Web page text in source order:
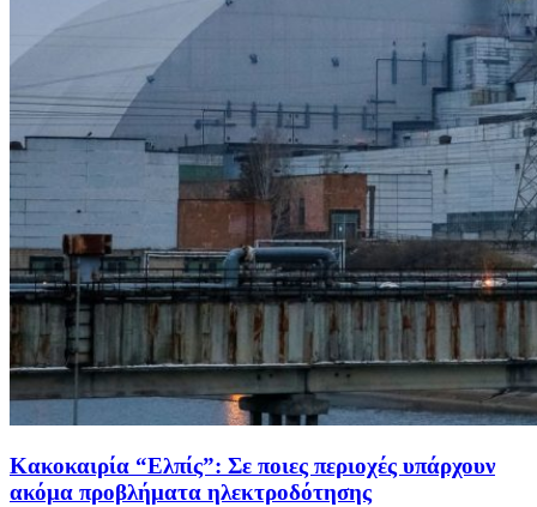
Κακοκαιρία “Ελπίς”: Σε ποιες περιοχές υπάρχουν
ακόμα προβλήματα ηλεκτροδότησης